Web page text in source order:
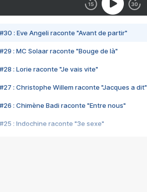
#30 : Eve Angeli raconte "Avant de partir"
#29 : MC Solaar raconte "Bouge de là"
#28 : Lorie raconte "Je vais vite"
#27 : Christophe Willem raconte "Jacques a dit"
#26 : Chimène Badi raconte "Entre nous"
#25 : Indochine raconte "3e sexe"